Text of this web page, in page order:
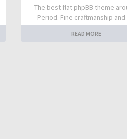
The best flat phpBB theme
Period. Fine craftmanship and
READ MORE